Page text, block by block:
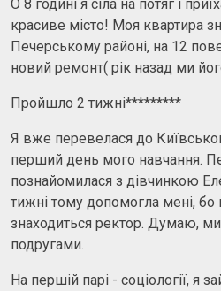
О 8 годині я сіла на потяг і
красиве місто! Моя квартира
Печерському районі, на 12
новий ремонт( рік назад ми
Пройшло 2 тижні*********
Я вже перевелася до
перший день мого навчання.
познайомилася з дівчинкою
тижні тому допомогла мені, бо
знаходиться ректор. Думаю,
подругами.
На першій парі - соціології, я